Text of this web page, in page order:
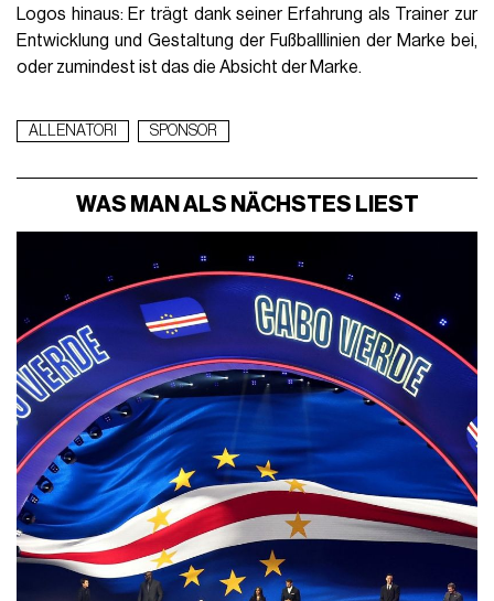
Logos hinaus: Er trägt dank seiner Erfahrung als Trainer zur
Entwicklung und Gestaltung der Fußballlinien der Marke bei,
oder zumindest ist das die Absicht der Marke.
ALLENATORI SPONSOR
WAS MAN ALS NÄCHSTES LIEST